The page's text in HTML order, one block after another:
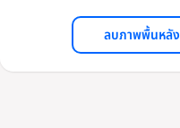
ลบภาพพื้นหลัง